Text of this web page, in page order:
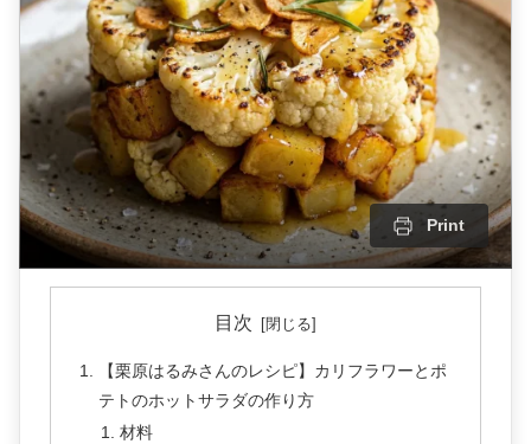
Print
目次
【栗原はるみさんのレシピ】カリフラワーとポ
テトのホットサラダの作り方
材料